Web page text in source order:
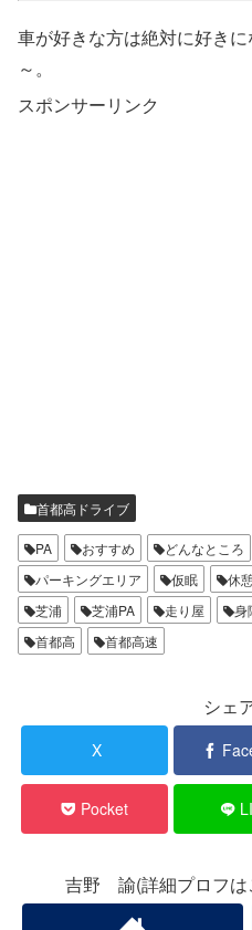
車が好きな方は絶対に好き
～。
スポンサーリンク
首都高ドライブ
PA おすすめ どんなところ
パーキングエリア
仮眠 休憩
芝浦
芝浦PA 走り屋 身
首都高
首都高速
シェ
X
Pocket
吉野 諭(詳細プロフは